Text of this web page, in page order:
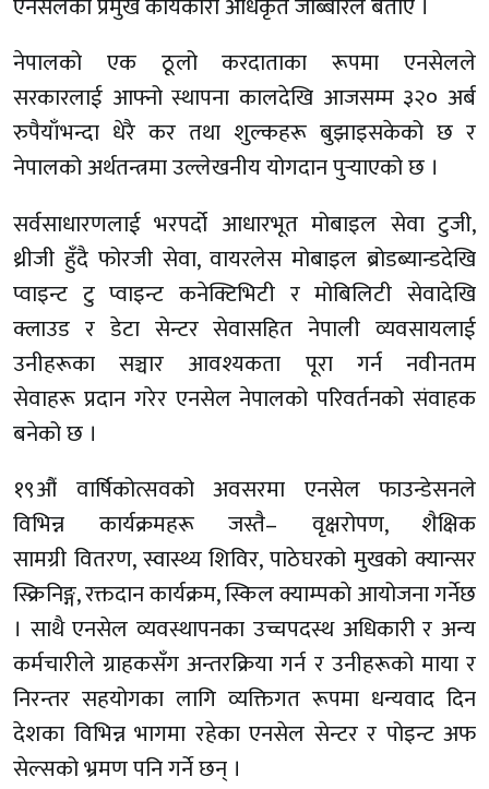
नेपालको एक ठूलो करदाताका रूपमा एनसेलले
सरकारलाई आफ्नो स्थापना कालदेखि आजसम्म ३२० अर्ब
रुपैयाँभन्दा धेरै कर तथा शुल्कहरू बुझाइसकेको छ र
नेपालको अर्थतन्त्रमा उल्लेखनीय योगदान पुर्‍याएको छ ।
सर्वसाधारणलाई भरपर्दो आधारभूत मोबाइल सेवा टुजी,
थ्रीजी हुँदै फोरजी सेवा, वायरलेस मोबाइल ब्रोडब्यान्डदेखि
प्वाइन्ट टु प्वाइन्ट कनेक्टिभिटी र मोबिलिटी सेवादेखि
क्लाउड र डेटा सेन्टर सेवासहित नेपाली व्यवसायलाई
उनीहरूका सञ्चार आवश्यकता पूरा गर्न नवीनतम
सेवाहरू प्रदान गरेर एनसेल नेपालको परिवर्तनको संवाहक
बनेको छ ।
१९औं वार्षिकोत्सवको अवसरमा एनसेल फाउन्डेसनले
विभिन्न कार्यक्रमहरू जस्तै– वृक्षरोपण, शैक्षिक
सामग्री वितरण, स्वास्थ्य शिविर, पाठेघरको मुखको क्यान्सर
स्क्रिनिङ्ग, रक्तदान कार्यक्रम, स्किल क्याम्पकाे आयोजना गर्नेछ
। साथै एनसेल व्यवस्थापनका उच्चपदस्थ अधिकारी र अन्य
कर्मचारीले ग्राहकसँग अन्तरक्रिया गर्न र उनीहरूको माया र
निरन्तर सहयोगका लागि व्यक्तिगत रूपमा धन्यवाद दिन
देशका विभिन्न भागमा रहेका एनसेल सेन्टर र पोइन्ट अफ
सेल्सको भ्रमण पनि गर्ने छन् ।